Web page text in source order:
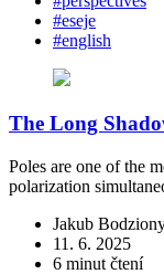
#eseje
#english
The Long
Poles are one of the
polarization
Jakub
11. 6. 2025
6 minut čtení